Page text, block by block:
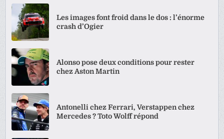
Les images font froid dans le dos : l’énorme
crash d’Ogier
Alonso pose deux conditions pour rester
chez Aston Martin
Antonelli chez Ferrari, Verstappen chez
Mercedes ? Toto Wolff répond